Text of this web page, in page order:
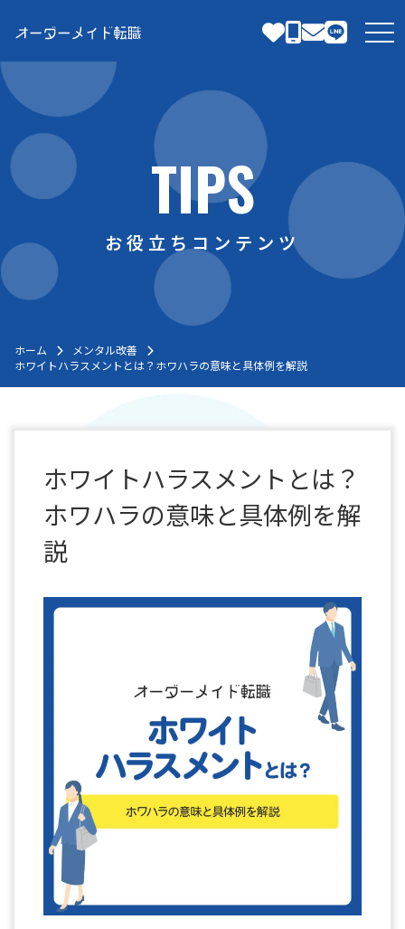
TIPS
お役立ちコンテンツ
ホーム
メンタル改善
ホワイトハラスメントとは？ホワハラの意味と具体例を解説
ホワイトハラスメントとは？
ホワハラの意味と具体例を解
説